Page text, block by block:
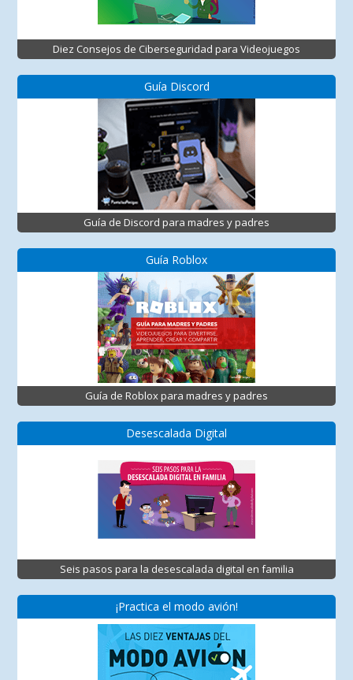
Diez Consejos de Ciberseguridad para Videojuegos
Guía Discord
Guía de Discord para madres y padres
Guía Roblox
Guía de Roblox para madres y padres
Desescalada Digital
Seis pasos para la desescalada digital en familia
¡Practica el modo avión!